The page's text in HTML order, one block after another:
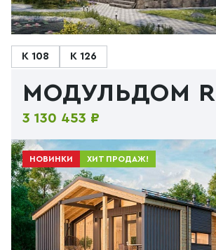
К 108 К 126
МОДУЛЬДОМ R
3 130 453 ₽
НОВИНКИ ХИТ ПРОДАЖ!